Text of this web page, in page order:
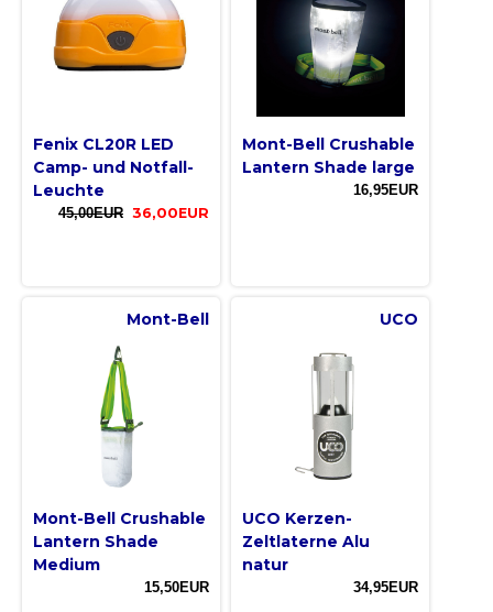
Fenix CL20R LED
Camp- und Notfall-
Leuchte
45,00EUR 36,00EUR
Mont-Bell Crushable
Lantern Shade large
16,95EUR
Mont-Bell
Mont-Bell Crushable
Lantern Shade
Medium
15,50EUR
UCO
UCO Kerzen-
Zeltlaterne Alu
natur
34,95EUR